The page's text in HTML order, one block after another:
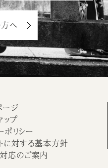
へ
ージ
ップ
ポリシー
に対する基本方針
応のご案内